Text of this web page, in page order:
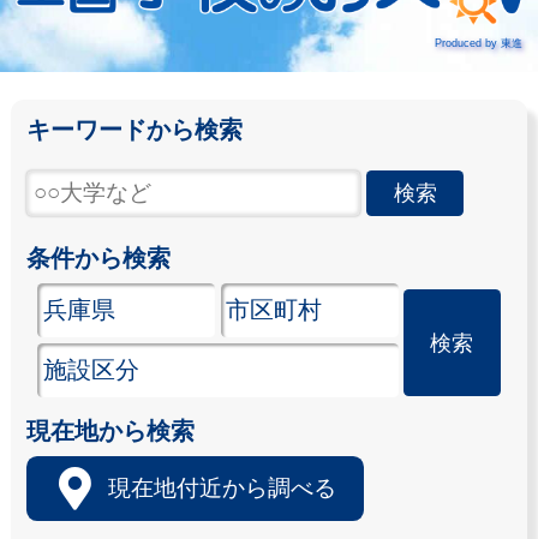
Produced by 東進
キーワードから検索
条件から検索
現在地から検索
現在地付近から調べる